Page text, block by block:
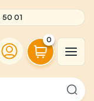
01
0